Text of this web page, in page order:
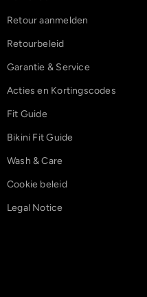
Retour aanmelden
Retourbeleid
Garantie & Service
Acties en Kortingscodes
Fit Guide
Bikini Fit Guide
Wash & Care
Cookie beleid
Legal Notice